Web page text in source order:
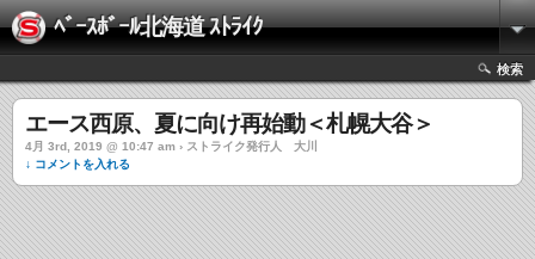
ﾍﾞｰｽﾎﾞｰﾙ北海道 ｽﾄﾗｲｸ
検索
エース西原、夏に向け再始動＜札幌大谷＞
4月 3rd, 2019 @ 10:47 am › ストライク発行人 大川
↓ コメントを入れる